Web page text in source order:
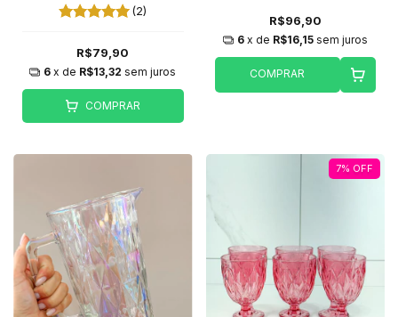
(2)
R$79,90
6 x de R$13,32 sem juros
COMPRAR
R$96,90
6 x de R$16,15 sem juros
COMPRAR
7% OFF